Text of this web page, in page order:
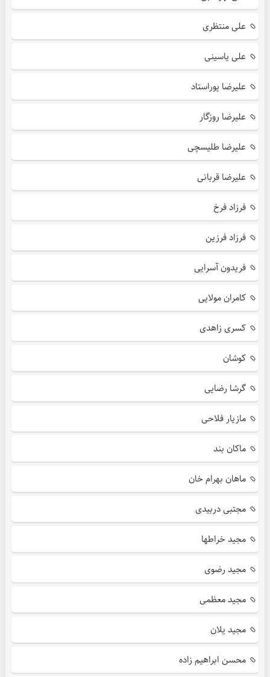
علی منتظری
علی یاسینی
علیرضا پوراستاد
علیرضا روزگار
علیرضا طلیسچی
علیرضا قربانی
فرزاد فرخ
فرزاد فرزین
فریدون آسرایی
کامران مولایی
کسری زاهدی
کوشان
گرشا رضایی
مازیار فلاحی
ماکان بند
ماهان بهرام خان
مجتبی دربیدی
مجید خراطها
مجید رضوی
مجید معظمی
مجید یلان
محسن ابراهیم زاده